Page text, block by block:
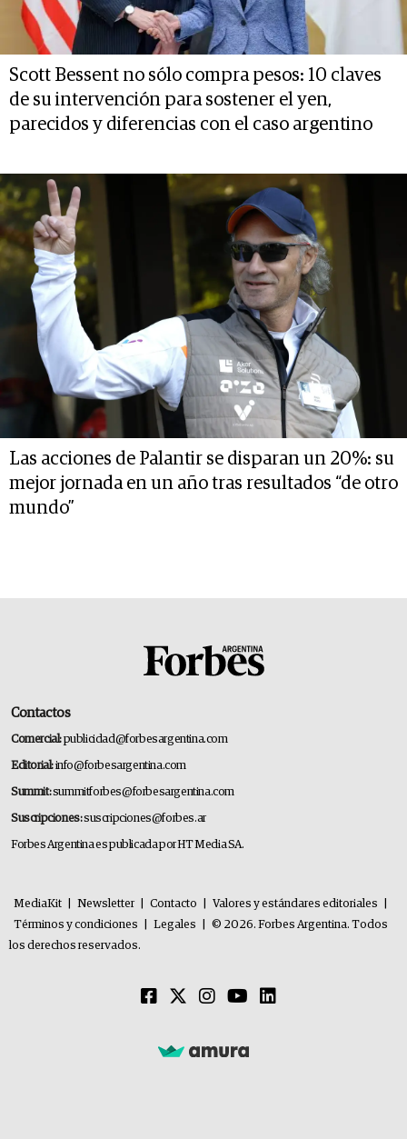
Scott Bessent no sólo compra pesos: 10 claves
de su intervención para sostener el yen,
parecidos y diferencias con el caso argentino
Las acciones de Palantir se disparan un 20%: su
mejor jornada en un año tras resultados “de otro
mundo”
Contactos
Comercial:publicidad@forbesargentina.com
Editorial:info@forbesargentina.com
Summit:summitforbes@forbesargentina.com
Suscripciones:suscripciones@forbes.ar
Forbes Argentina es publicada por HT Media SA.
MediaKit Newsletter Contacto Valores y estándares editoriales
Términos y condiciones
Legales
© 2026. Forbes Argentina. Todos
los derechos reservados.